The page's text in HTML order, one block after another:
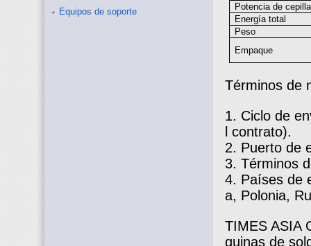
Equipos de soporte
Potencia de
Energía total
Peso
Empaque
Términos de
1. Ciclo de
l contrato).
2. Puerto de
3. Términos
4. Países de
a, Polonia,
TIMES ASIA
quinas de